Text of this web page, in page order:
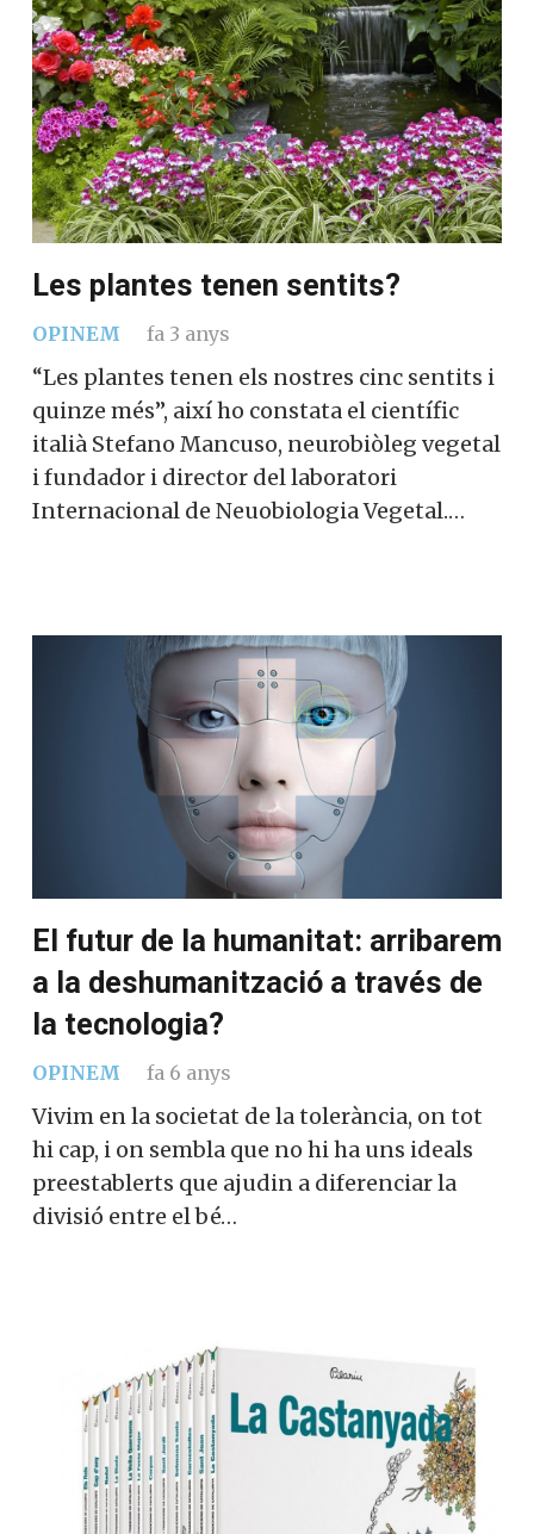
Les plantes tenen sentits?
OPINEM fa 3 anys
“Les plantes tenen els nostres cinc sentits i
quinze més”, així ho constata el científic
italià Stefano Mancuso, neurobiòleg vegetal
i fundador i director del laboratori
Internacional de Neuobiologia Vegetal.…
El futur de la humanitat: arribarem
a la deshumanització a través de
la tecnologia?
OPINEM fa 6 anys
Vivim en la societat de la tolerància, on tot
hi cap, i on sembla que no hi ha uns ideals
preestablerts que ajudin a diferenciar la
divisió entre el bé…